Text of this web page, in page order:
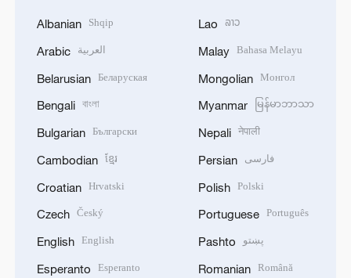
Albanian Shqip
Arabic العربية
Belarusian Беларуская
Bengali বাংলা
Bulgarian Български
Cambodian ខ្មែរ
Croatian Hrvatski
Czech Český
English English
Esperanto Esperanto
Lao ລາວ
Malay Bahasa Melayu
Mongolian Монгол
Myanmar မြန်မာဘာသာ
Nepali नेपाली
Persian فارسی
Polish Polski
Portuguese Português
Pashto پښتو
Romanian Română